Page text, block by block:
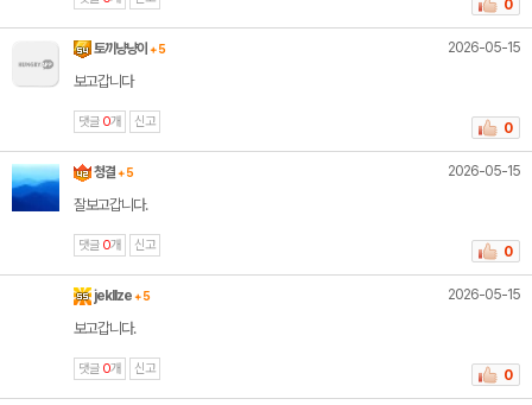
0
토끼냥냥이 + 5 2026-05-15
보고갑니다
댓글 0개 신고 0
청결+ 5 2026-05-15
잘보고갑니다.
댓글 0개 신고 0
jekllze+ 5 2026-05-15
보고갑니다.
댓글 0개 신고 0